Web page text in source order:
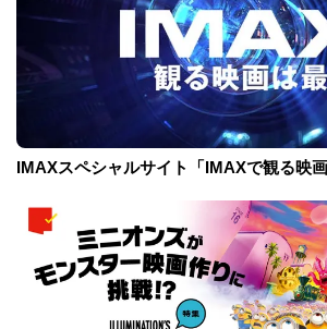
IMAXスペシャルサイト「IMAXで観る映